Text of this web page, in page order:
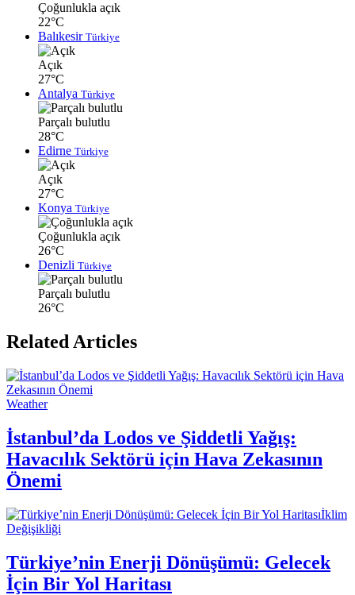
Çoğunlukla açık
22°C
Balıkesir Türkiye
Açık
27°C
Antalya Türkiye
Parçalı bulutlu
28°C
Edirne Türkiye
Açık
27°C
Konya Türkiye
Çoğunlukla açık
26°C
Denizli Türkiye
Parçalı bulutlu
26°C
Related Articles
Weather
İstanbul’da Lodos ve Şiddetli Yağış:
Havacılık Sektörü için Hava Zekasının
Önemi
İklim
Değişikliği
Türkiye’nin Enerji Dönüşümü: Gelecek
İçin Bir Yol Haritası